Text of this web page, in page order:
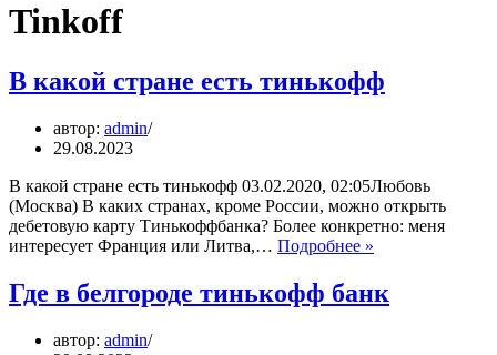
Tinkoff
В какой стране есть тинькофф
автор: admin
29.08.2023
В какой стране есть тинькофф 03.02.2020, 02:05Любовь
(Москва) В каких странах, кроме России, можно открыть
дебетовую карту Тинькоффбанка? Более конкретно: меня
интересует Франция или Литва,… Подробнее »
есть
Где в белгороде тинькофф банк
автор: admin